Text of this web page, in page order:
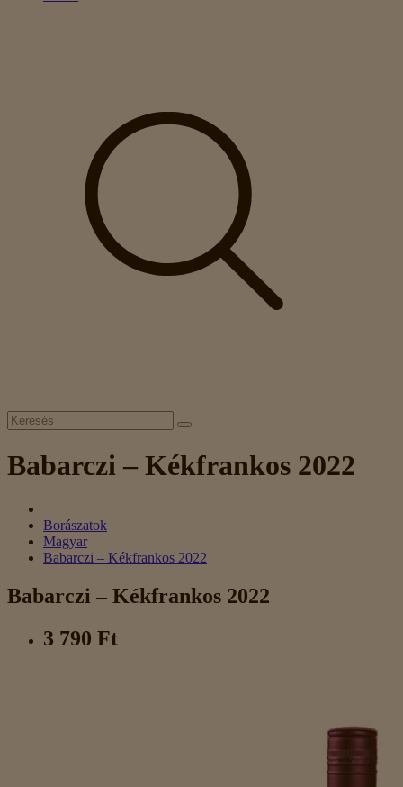
Babarczi – Kékfrankos 2022
Borászatok
Magyar
Babarczi – Kékfrankos 2022
Babarczi – Kékfrankos 2022
3 790 Ft